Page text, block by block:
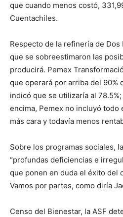
que cuando menos costó,
Cuentachiles.
Respecto de la refinería de Dos
que se sobreestimaron las
producirá. Pemex
que operará por arriba del 90%
indicó que se utilizaría al
encima, Pemex no incluyó todo
más cara y todavía menos
Sobre los programas sociales,
“profundas deficiencias e
que ponen en duda el éxito del
Vamos por partes, como diría
Censo del Bienestar, la ASF